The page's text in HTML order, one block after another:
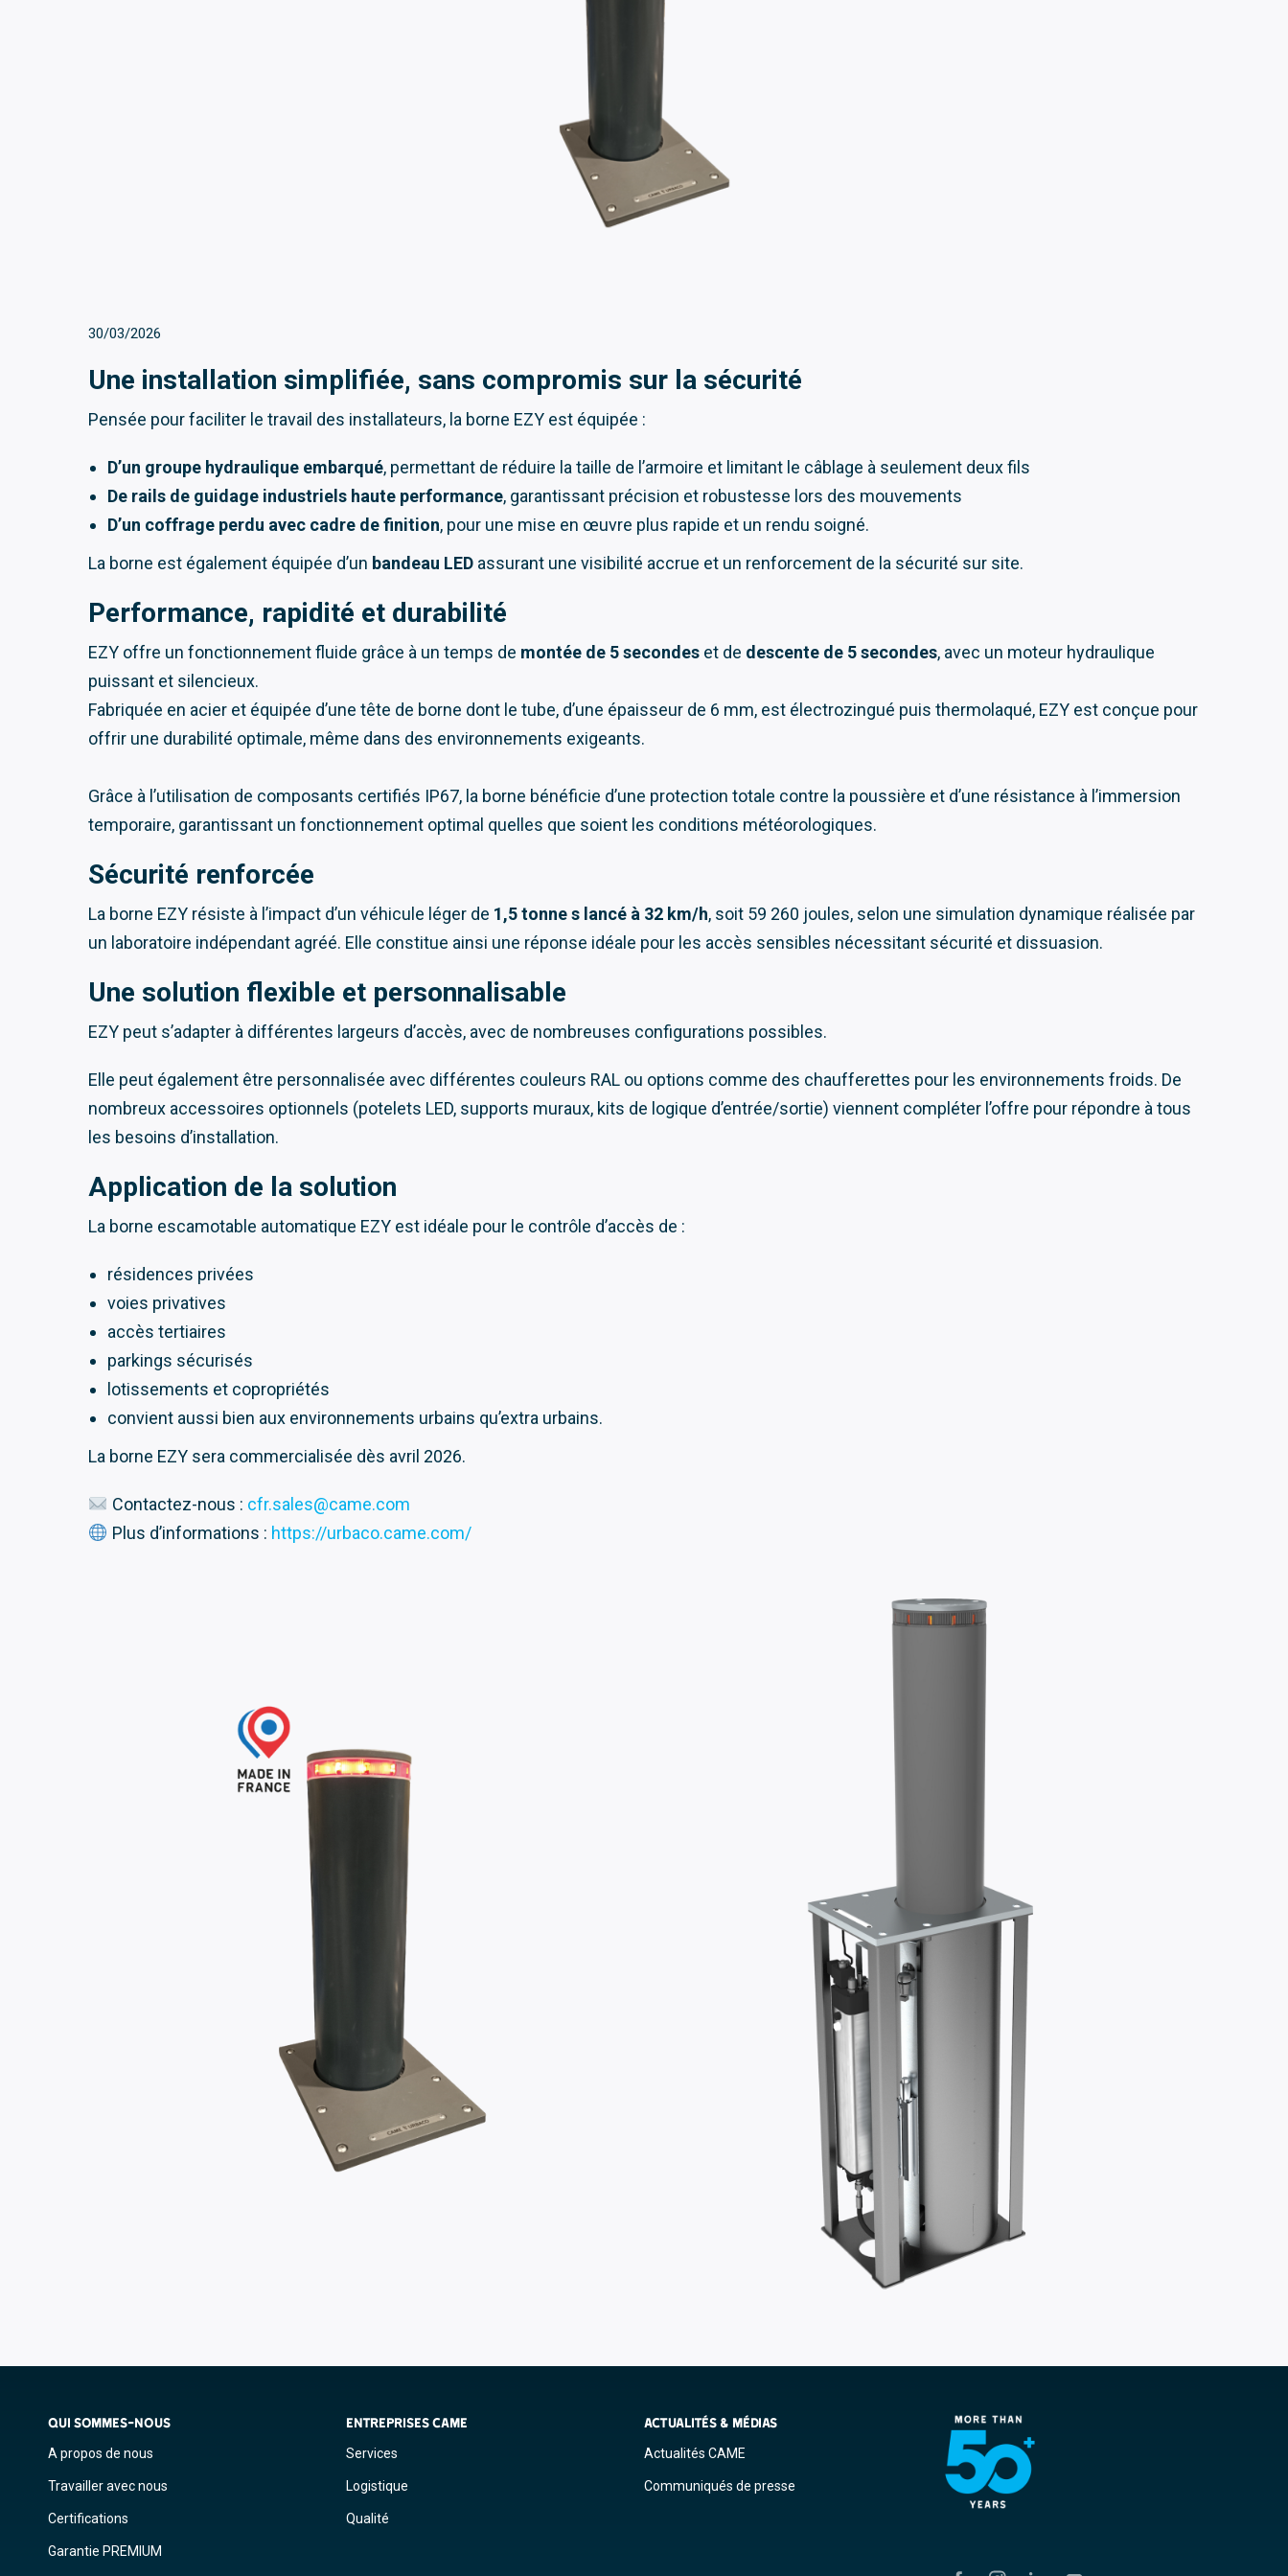
30/03/2026
Une installation simplifiée, sans compromis sur la sécurité
Pensée pour faciliter le travail des installateurs, la borne EZY est équipée :
D’un groupe hydraulique embarqué, permettant de réduire la taille de l’armoire et limitant le câblage à seulement deux fils
De rails de guidage industriels haute performance, garantissant précision et robustesse lors des mouvements
D’un coffrage perdu avec cadre de finition, pour une mise en œuvre plus rapide et un rendu soigné.
La borne est également équipée d’un bandeau LED assurant une visibilité accrue et un renforcement de la sécurité sur site.
Performance, rapidité et durabilité
EZY offre un fonctionnement fluide grâce à un temps de montée de 5 secondes et de descente de 5 secondes, avec un moteur hydraulique
puissant et silencieux.
Fabriquée en acier et équipée d’une tête de borne dont le tube, d’une épaisseur de 6 mm, est électrozingué puis thermolaqué, EZY est conçue pour
offrir une durabilité optimale, même dans des environnements exigeants.
Grâce à l’utilisation de composants certifiés IP67, la borne bénéficie d’une protection totale contre la poussière et d’une résistance à l’immersion
temporaire, garantissant un fonctionnement optimal quelles que soient les conditions météorologiques.
Sécurité renforcée
La borne EZY résiste à l’impact d’un véhicule léger de 1,5 tonne s lancé à 32 km/h, soit 59 260 joules, selon une simulation dynamique réalisée par
un laboratoire indépendant agréé. Elle constitue ainsi une réponse idéale pour les accès sensibles nécessitant sécurité et dissuasion.
Une solution flexible et personnalisable
EZY peut s’adapter à différentes largeurs d’accès, avec de nombreuses configurations possibles.
Elle peut également être personnalisée avec différentes couleurs RAL ou options comme des chaufferettes pour les environnements froids. De
nombreux accessoires optionnels (potelets LED, supports muraux, kits de logique d’entrée/sortie) viennent compléter l’offre pour répondre à tous
les besoins d’installation.
Application de la solution
La borne escamotable automatique EZY est idéale pour le contrôle d’accès de :
résidences privées
voies privatives
accès tertiaires
parkings sécurisés
lotissements et copropriétés
convient aussi bien aux environnements urbains qu’extra urbains.
La borne EZY sera commercialisée dès avril 2026.
Contactez-nous : cfr.sales@came.com
Plus d’informations : https://urbaco.came.com/
QUI SOMMES-NOUS
A propos de nous
Travailler avec nous
Certifications
Garantie PREMIUM
ENTREPRISES CAME
Services
Logistique
Qualité
ACTUALITÉS & MÉDIAS
Actualités CAME
Communiqués de presse